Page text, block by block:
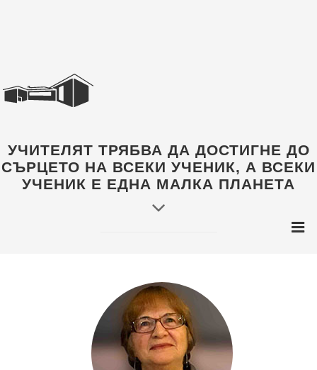
УЧИТЕЛЯТ ТРЯБВА ДА ДОСТИГНЕ ДО
СЪРЦЕТО НА ВСЕКИ УЧЕНИК, А ВСЕКИ
УЧЕНИК Е ЕДНА МАЛКА ПЛАНЕТА